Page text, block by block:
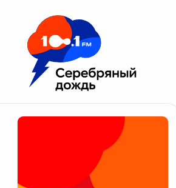
Москва 100.1 FM
Апатиты